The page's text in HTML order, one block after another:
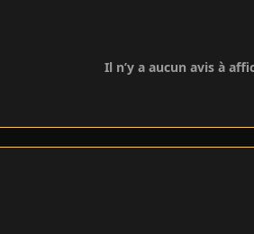
Il n’y a aucun avis à